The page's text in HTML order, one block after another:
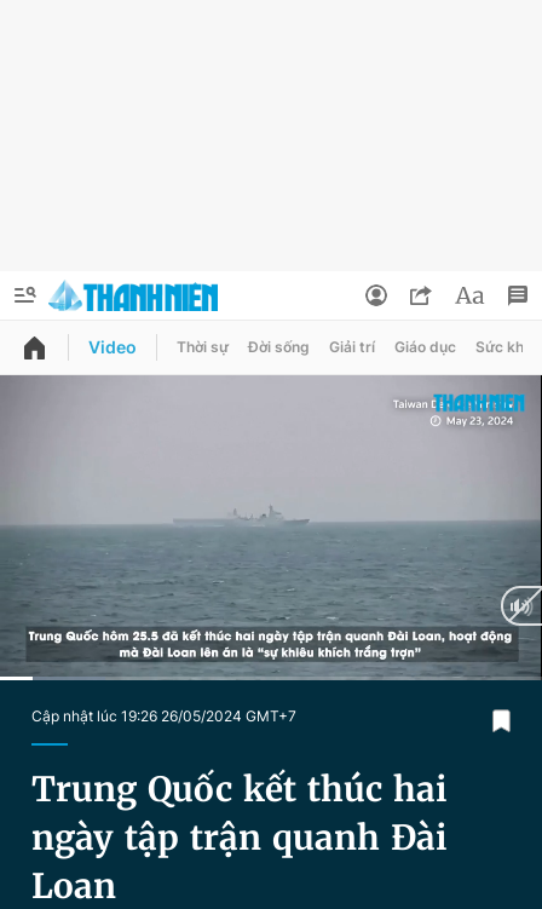
QUẢNG CÁO
Chuyên mục khác
Chào ngày mới Tin 24h
Video Magazine
Sản phẩm khác
Tin đã xem
Đăng xuất
Video Thời sự Đời sống Giải trí Giáo dục Sức khỏe
Cập nhật lúc 19:26 26/05/2024 GMT+7
Trung Quốc kết thúc hai
ngày tập trận quanh Đài
Loan